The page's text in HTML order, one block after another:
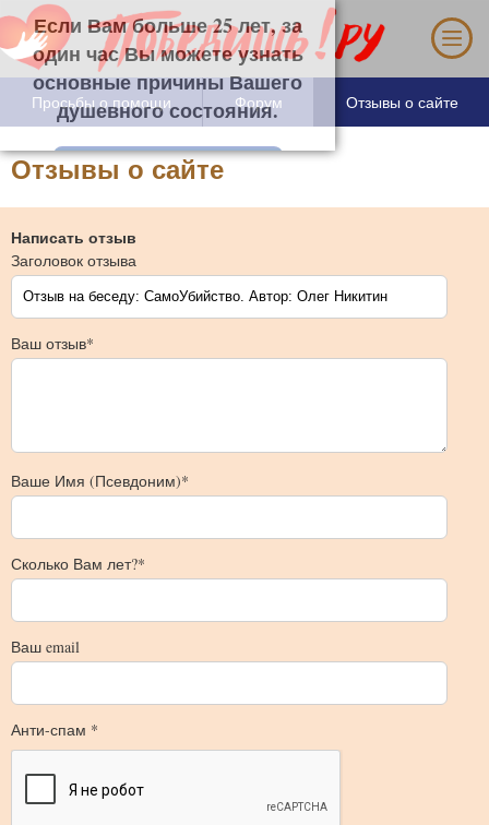
Если Вам больше 25 лет, за один час Вы
можете узнать основные причины Вашего
душевного состояния.
Просьбы о помощи Форум Отзывы о сайте
Отзывы о сайте
Написать отзыв
Заголовок отзыва
Ваш отзыв*
Ваше Имя (Псевдоним)*
Сколько Вам лет?*
Ваш email
Анти-спам *